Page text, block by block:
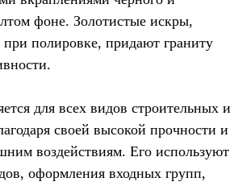
фоне. Золотистые искры,
при полировке, придают граниту
для всех видов строительных и
своей высокой прочности и
воздействиям. Его используют
оформления входных групп,